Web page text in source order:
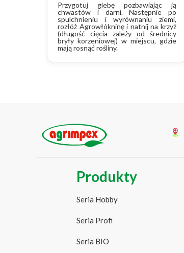
Przygotuj glebę pozbawiając ją
chwastów i darni. Następnie po
spulchnieniu i wyrównaniu ziemi,
rozłóż Agrowłókninę i natnij na krzyż
(długość cięcia zależy od średnicy
bryły korzeniowej) w miejscu, gdzie
mają rosnąć rośliny.
Produkty
Seria Hobby
Seria Profi
Seria BIO